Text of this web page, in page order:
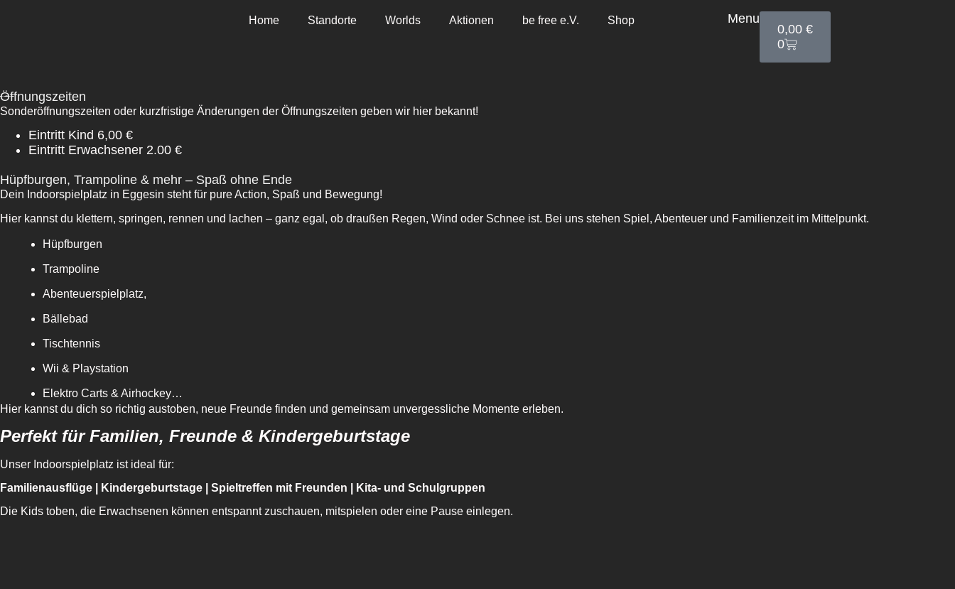
Home Standorte Worlds Aktionen be free e.V. Shop Menu
0,00€
0
Öffnungszeiten
Sonderöffnungszeiten oder kurzfristige Änderungen der Öffnungszeiten geben wir hier bekannt!
Eintritt Kind 6,00 €
Eintritt Erwachsener 2.00 €
Hüpfburgen, Trampoline & mehr – Spaß ohne Ende
Dein Indoorspielplatz in Eggesin steht für pure Action, Spaß und Bewegung!
Hier kannst du klettern, springen, rennen und lachen – ganz egal, ob draußen Regen, Wind oder Schnee ist. Bei uns stehen Spiel, Abenteuer und Familienzeit im Mittelpunkt.
Hüpfburgen
Trampoline
Abenteuerspielplatz,
Bällebad
Tischtennis
Wii & Playstation
Elektro Carts & Airhockey…
Hier kannst du dich so richtig austoben, neue Freunde finden und gemeinsam unvergessliche Momente erleben.
Perfekt für Familien, Freunde & Kindergeburtstage
Unser Indoorspielplatz ist ideal für:
Familienausflüge | Kindergeburtstage | Spieltreffen mit Freunden | Kita- und Schulgruppen
Die Kids toben, die Erwachsenen können entspannt zuschauen, mitspielen oder eine Pause einlegen.